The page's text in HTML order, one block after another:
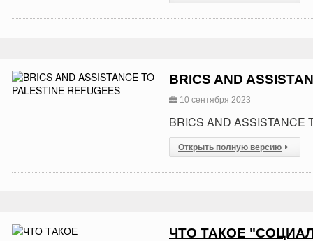
BRICS AND
10 сентября 2023
BRICS AND ASSISTANCE
Открыть полную версию
ЧТО ТАКОЕ